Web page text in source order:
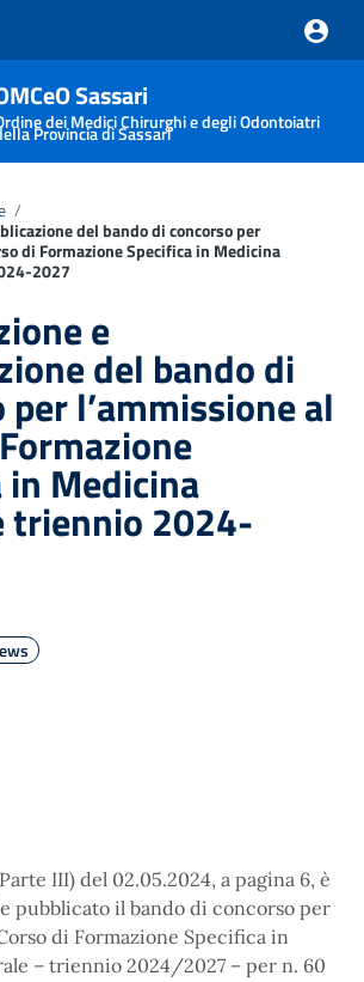
la navigazione
Sassari
dei Medici Chirurghi e degli Odontoiatri
Provincia di Sassari
/
del bando di concorso per
di Formazione Specifica in Medicina
2027
e
del bando di
l’ammissione al
in Medicina
triennio 2024-
III) del 02.05.2024, a pagina 6, è
pubblicato il bando di concorso per
di Formazione Specifica in
– triennio 2024/2027 – per n. 60